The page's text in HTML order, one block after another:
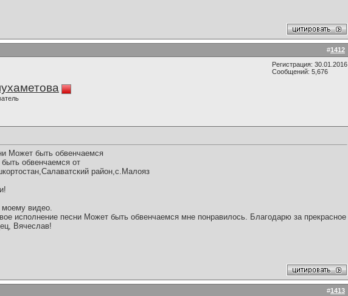
#1412
Регистрация: 30.01.2016
Сообщений: 5,676
Может быть обвенчаемся
обвенчаемся от
район,с.Малояз
видео.
исполнение песни Может быть обвенчаемся мне понравилось. Благодарю за прекрасное
Вячеслав!
#1413